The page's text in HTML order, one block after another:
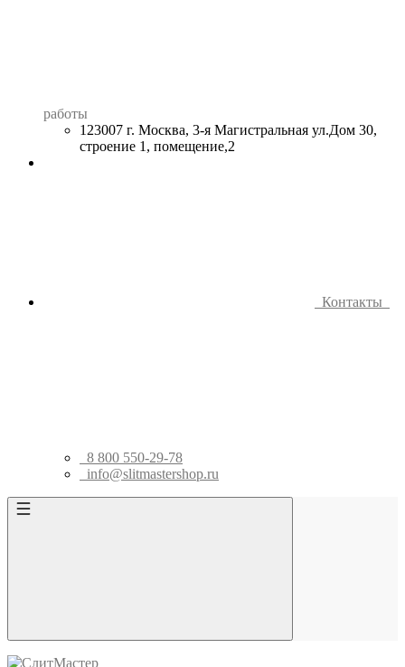
работы
123007 г. Москва, 3-я Магистральная ул.Дом 30,
строение 1, помещение,2
Контакты
8 800 550-29-78
info@slitmastershop.ru